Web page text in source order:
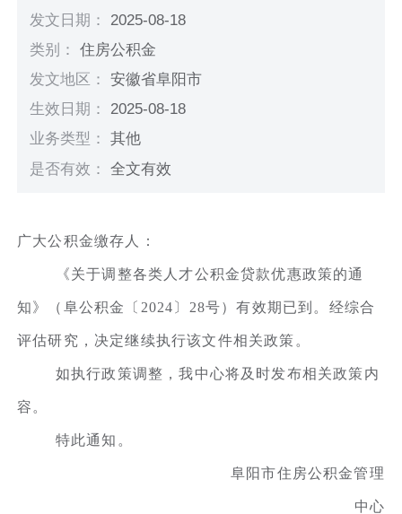
发文日期： 2025-08-18
类别：住房公积金
发文地区：安徽省阜阳市
生效日期： 2025-08-18
业务类型：其他
是否有效：全文有效
广大公积金缴存人：
《关于调整各类人才公积金贷款优惠政策的通
知》（阜公积金〔2024〕28号）有效期已到。经综合
评估研究，决定继续执行该文件相关政策。
如执行政策调整，我中心将及时发布相关政策内
容。
特此通知。
阜阳市住房公积金管理
中心